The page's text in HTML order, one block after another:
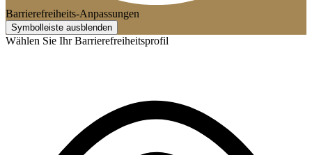
Barrierefreiheits-Anpassungen
Symbolleiste ausblenden
Wählen Sie Ihr Barrierefreiheitsprofil